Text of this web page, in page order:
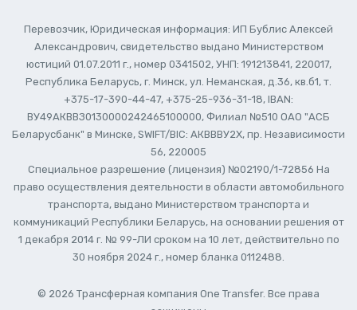
Перевозчик, Юридическая информация: ИП Бублис Алексей
Александрович, свидетельство выдано Министерством
юстиций 01.07.2011 г., номер 0341502, УНП: 191213841, 220017,
Республика Беларусь, г. Минск, ул. Неманская, д.36, кв.б1, т.
+375-17-390-44-47, +375-25-936-31-18, IBAN:
ВУ49АКВВЗ0130000242465100000, Филиал №510 ОАО "АСБ
Беларусбанк" в Минске, SWIFT/BIC: АКВВВУ2Х, пр. Независимости
56, 220005
Специальное разрешение (лицензия) №02190/1-72856 На
право осуществления деятельности в области автомобильного
транспорта, выдано Министерством транспорта и
коммуникаций Республики Беларусь, на основании решения от
1 декабря 2014 г. № 99-ЛИ сроком на 10 лет, действительно по
30 ноября 2024 г., номер бланка 0112488.
© 2026 Трансферная компания One Transfer. Все права